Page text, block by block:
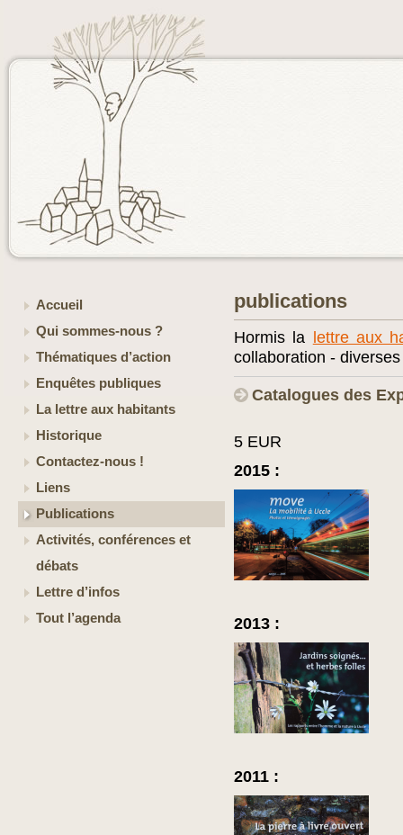
Accueil
Qui sommes-nous ?
Thématiques d’action
Enquêtes publiques
La lettre aux habitants
Historique
Contactez-nous !
Liens
Publications
Activités, conférences et
débats
Lettre d’infos
Tout l’agenda
publications
Hormis la
lettre aux
collaboration -
Catalogues des
5 EUR
2015 :
2013 :
2011 :